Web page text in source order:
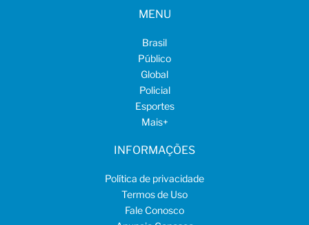
MENU
Brasil
Público
Global
Policial
Esportes
Mais+
INFORMAÇÕES
Política de privacidade
Termos de Uso
Fale Conosco